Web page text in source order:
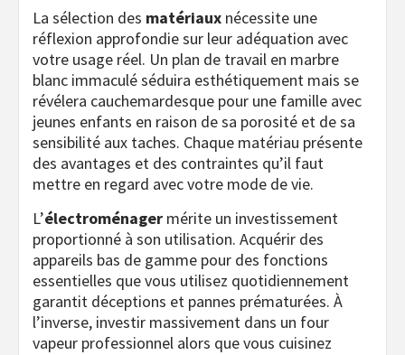
La sélection des matériaux nécessite une
réflexion approfondie sur leur adéquation avec
votre usage réel. Un plan de travail en marbre
blanc immaculé séduira esthétiquement mais se
révélera cauchemardesque pour une famille avec
jeunes enfants en raison de sa porosité et de sa
sensibilité aux taches. Chaque matériau présente
des avantages et des contraintes qu’il faut
mettre en regard avec votre mode de vie.
L’électroménager mérite un investissement
proportionné à son utilisation. Acquérir des
appareils bas de gamme pour des fonctions
essentielles que vous utilisez quotidiennement
garantit déceptions et pannes prématurées. À
l’inverse, investir massivement dans un four
vapeur professionnel alors que vous cuisinez